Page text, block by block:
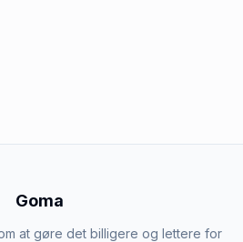
Goma
at gøre det billigere og lettere for